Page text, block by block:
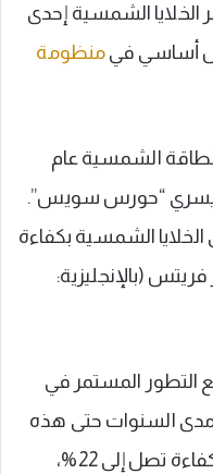
الخلايا الشمسية إحدى
أساسي في منظومة
الشمسية عام
السويسري “حورس سويس”.
أولى الخلايا الشمسية بكفاءة
فريتس (بالإنجليزية:
المستمر في
السنوات حتى هذه
اللحظة إلى تصنع خلايا شمسية بكفاءة تصل إلى 22%،